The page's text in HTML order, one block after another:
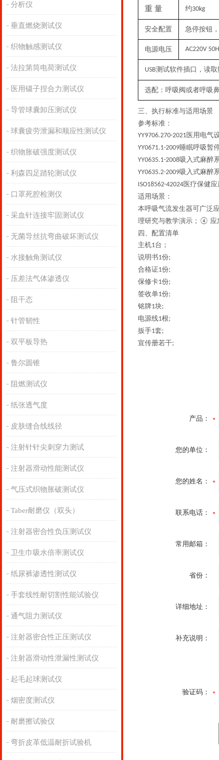
分析仪
垂直燃烧测试仪
织物触感测试仪
法拉第筒电荷测试仪
医用镊子捏合力测试仪
导管球囊卸压测试仪
球囊疲劳泄漏和顺应性测试仪
织物胀破强度测试仪
利森四足踏轮测试仪
口罩死腔检测仪
采血针连接牢固测试仪
无菌导丝抗弯曲破坏测试仪
水接触角测试仪
压差法气体渗透仪
阻干态
针管韧性
双平板导热
鲁尔圆锥
阻燃测试仪
纸张透气度
皮肤缝合线线径
注射针针尖刺穿力测试
注射器滑动性能测试仪
气压式织物胀破测试仪
Taber耐磨仪（双头）
注射器密合性负压测试仪
卫生巾吸水倍率测试仪
纸尿裤渗透性测试仪
手套线性耐切割性能试验仪
通气阻力测试仪
注射器密合性正压测试仪
注射器滑动性泄漏性测试仪
起毛起球测试仪
烟密度测试仪
耐磨擦试验仪
弯折皮革低温耐折试验机
重 量 约30kg
安全配置 急停按钮
电源电压 AC220V
USB测试软件插口，读
选配：呼吸阀或者呼吸
三、 执行标准与适用场景
参考标准：
YY9706.270-2021 医用电气
YY0671.1-2009睡眠呼吸暂
YY0635.1-2008吸入式麻醉
YY0635.2-2009吸入式麻醉
ISO18562-42024 医疗保健
适用场景 ：
本呼吸气流发生器可广泛
理研究与教学演示； ④ 应
四、配置清单
主机1台；
说明书1份;
合格证1份;
保修卡1份;
签收单1份;
铭牌1块;
电源线1根;
扳手1套;
宣传册若干;
产品：
您的单位：
您的姓名：
联系电话：
常用邮箱：
省份：
详细地址：
补充说明：
验证码：